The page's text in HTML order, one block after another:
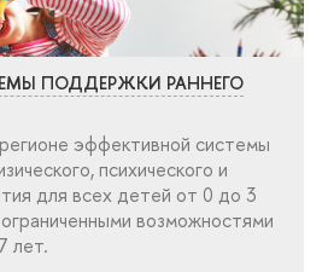
ПОДДЕРЖКИ РАННЕГО
эффективной системы
психического и
для всех детей от 0 до 3
возможностями
лет.